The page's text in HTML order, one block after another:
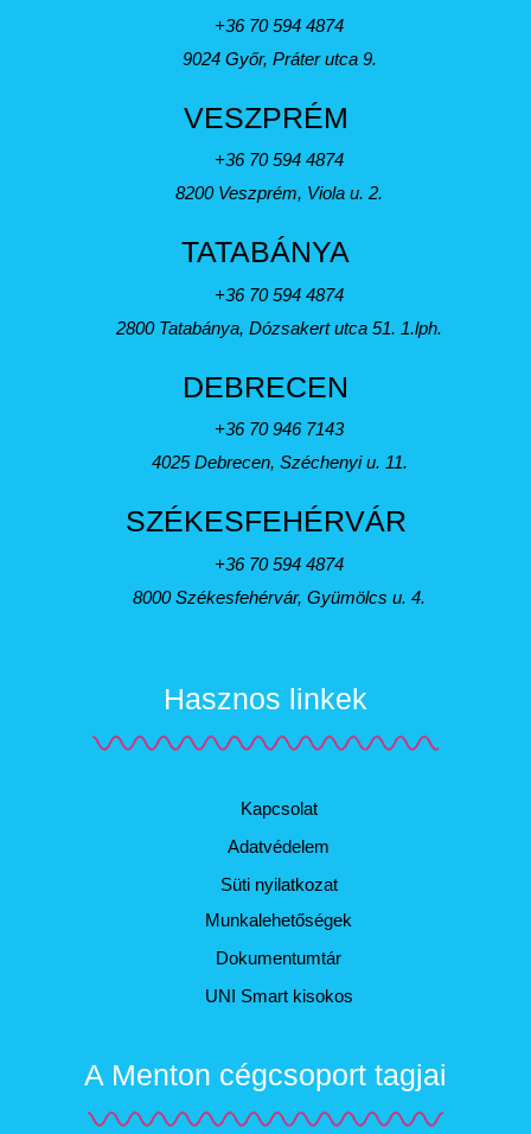
+36 70 594 4874
9024 Győr, Práter utca 9.
VESZPRÉM
+36 70 594 4874
8200 Veszprém, Viola u. 2.
TATABÁNYA
+36 70 594 4874
2800 Tatabánya, Dózsakert utca 51. 1.lph.
DEBRECEN
+36 70 946 7143
4025 Debrecen, Széchenyi u. 11.
SZÉKESFEHÉRVÁR
+36 70 594 4874
8000 Székesfehérvár, Gyümölcs u. 4.
A Menton cégcsoport tagjai
Hasznos linkek
Kapcsolat
Adatvédelem
Süti nyilatkozat
Munkalehetőségek
Dokumentumtár
UNI Smart kisokos